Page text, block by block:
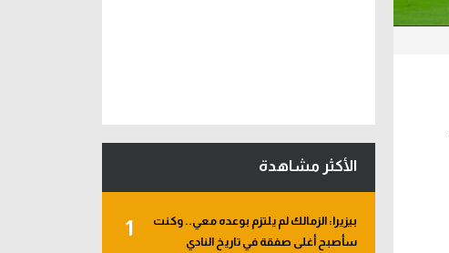
الأكثر مشاهدة
1
بيزيرا: الزمالك لم يلتزم بوعده معي.. وكنت
سأصبح أغلى صفقة في تاريخ النادي